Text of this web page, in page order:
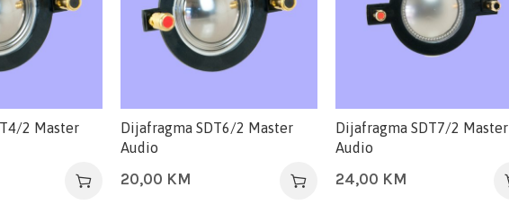
2 Master
Dijafragma SDT6/2 Master
Audio
20,00 KM
Dijafragma SDT7/2 Master
Audio
24,00 KM